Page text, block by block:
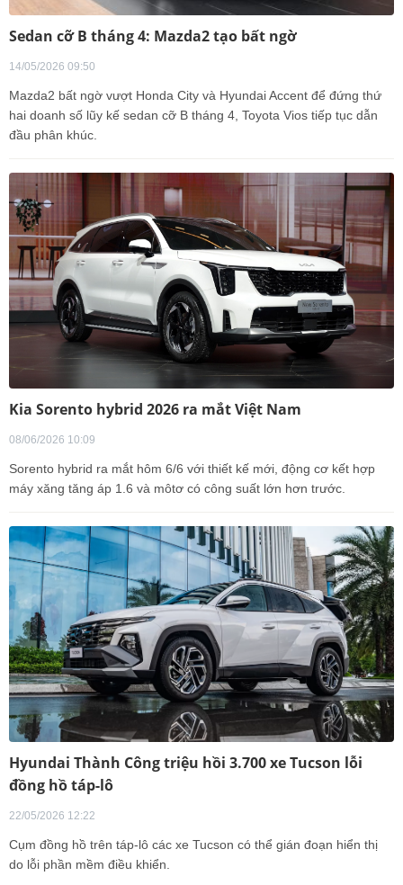
Sedan cỡ B tháng 4: Mazda2 tạo bất ngờ
14/05/2026 09:50
Mazda2 bất ngờ vượt Honda City và Hyundai Accent để đứng thứ
hai doanh số lũy kế sedan cỡ B tháng 4, Toyota Vios tiếp tục dẫn
đầu phân khúc.
Kia Sorento hybrid 2026 ra mắt Việt Nam
08/06/2026 10:09
Sorento hybrid ra mắt hôm 6/6 với thiết kế mới, động cơ kết hợp
máy xăng tăng áp 1.6 và môtơ có công suất lớn hơn trước.
Hyundai Thành Công triệu hồi 3.700 xe Tucson lỗi
đồng hồ táp-lô
22/05/2026 12:22
Cụm đồng hồ trên táp-lô các xe Tucson có thể gián đoạn hiển thị
do lỗi phần mềm điều khiển.